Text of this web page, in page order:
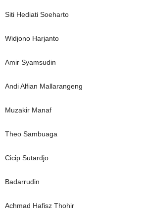
Siti Hediati Soeharto
Widjono Harjanto
Amir Syamsudin
Andi Alfian Mallarangeng
Muzakir Manaf
Theo Sambuaga
Cicip Sutardjo
Badarrudin
Achmad Hafisz Thohir